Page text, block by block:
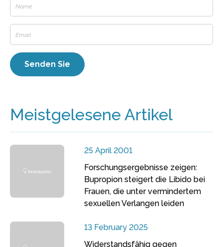
Meistgelesene Artikel
25 April 2001
Forschungsergebnisse zeigen:
Bupropion steigert die Libido bei
Frauen, die unter vermindertem
sexuellen Verlangen leiden
13 February 2025
Widerstandsfähig gegen